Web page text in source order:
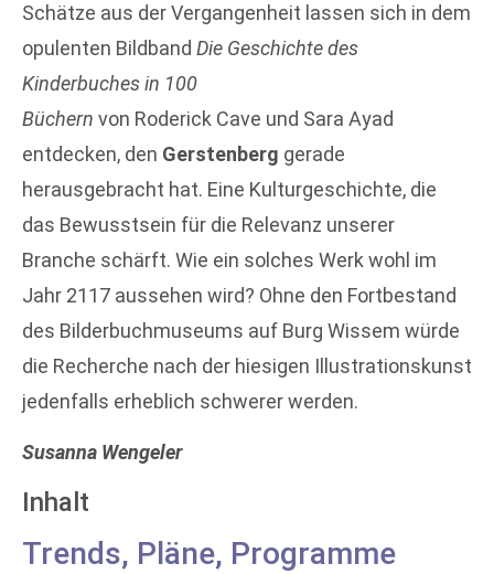
Schätze aus der Vergangenheit lassen sich in dem
opulenten Bildband Die Geschichte des
Kinderbuches in 100
Büchern von Roderick Cave und Sara Ayad
entdecken, den Gerstenberg gerade
herausgebracht hat. Eine Kulturgeschichte, die
das Bewusstsein für die Relevanz unserer
Branche schärft. Wie ein solches Werk wohl im
Jahr 2117 aussehen wird? Ohne den Fortbestand
des Bilderbuchmuseums auf Burg Wissem würde
die Recherche nach der hiesigen Illustrationskunst
jedenfalls erheblich schwerer werden.
Susanna Wengeler
Inhalt
Trends, Pläne, Programme